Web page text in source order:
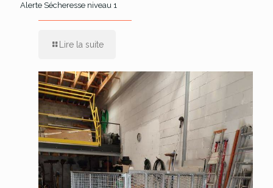
Alerte Sécheresse niveau 1
Lire la suite